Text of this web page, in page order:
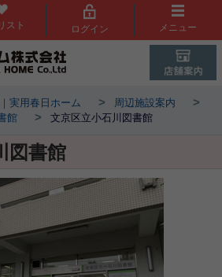
スト ログイン メニュー
実用春日ホーム > 周辺施設案内 >
館 > 文京区立小石川図書館
図書館